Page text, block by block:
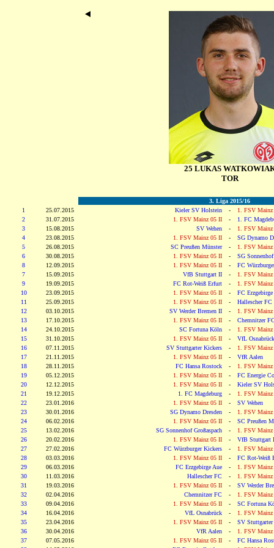
25 LUKAS
TOR
3. Liga 2015/16
1
25.07.2015 Kieler SV Holstein -
1. FSV
2
31.07.2015 1. FSV Mainz 05 II -
1. FC
3
15.08.2015 SV Wehen -
1. FSV
4
23.08.2015 1. FSV Mainz 05 II -
SG Dynamo
5
26.08.2015 SC Preußen Münster -
1. FSV
6
30.08.2015 1. FSV Mainz 05 II -
SG
8
12.09.2015 1. FSV Mainz 05 II -
FC
7
15.09.2015 VfB Stuttgart II -
1. FSV
9
19.09.2015 FC Rot-Weiß Erfurt -
1. FSV
10
23.09.2015 1. FSV Mainz 05 II -
FC Erzgebirge
11
25.09.2015 1. FSV Mainz 05 II -
Hallescher FC
12
03.10.2015 SV Werder Bremen II -
1. FSV
13
17.10.2015 1. FSV Mainz 05 II -
Chemnitzer
14
24.10.2015 SC Fortuna Köln -
1. FSV
15
31.10.2015 1. FSV Mainz 05 II -
VfL Osnabrück
16
07.11.2015 SV Stuttgarter Kickers -
1. FSV
17
21.11.2015 1. FSV Mainz 05 II -
VfR Aalen
18
28.11.2015 FC Hansa Rostock -
1. FSV
19
05.12.2015 1. FSV Mainz 05 II -
FC Energie
20
12.12.2015 1. FSV Mainz 05 II -
Kieler SV
21
19.12.2015 1. FC Magdeburg -
1. FSV
22
23.01.2016 1. FSV Mainz 05 II -
SV Wehen
23
30.01.2016 SG Dynamo Dresden -
1. FSV
24
06.02.2016 1. FSV Mainz 05 II -
SC Preußen
25
13.02.2016 SG Sonnenhof Großaspach -
1. FSV
26
20.02.2016 1. FSV Mainz 05 II -
VfB Stuttgart
27
27.02.2016 FC Würzburger Kickers -
1. FSV
28
03.03.2016 1. FSV Mainz 05 II -
FC Rot-Weiß
29
06.03.2016 FC Erzgebirge Aue -
1. FSV
30
11.03.2016 Hallescher FC -
1. FSV
31
19.03.2016 1. FSV Mainz 05 II -
SV Werder
32
02.04.2016 Chemnitzer FC -
1. FSV
33
09.04.2016 1. FSV Mainz 05 II -
SC Fortuna
34
16.04.2016 VfL Osnabrück -
1. FSV
35
23.04.2016 1. FSV Mainz 05 II -
SV
36
30.04.2016 VfR Aalen -
1. FSV
37
07.05.2016 1. FSV Mainz 05 II -
FC Hansa